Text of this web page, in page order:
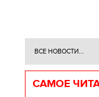
ВСЕ НОВОСТИ...
САМОЕ